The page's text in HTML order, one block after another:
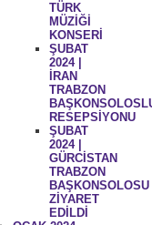
TÜRK
MÜZİĞİ
KONSERİ
ŞUBAT
2024 |
İRAN
TRABZON
RESEPSİYONU
ŞUBAT
2024 |
GÜRCİSTAN
TRABZON
BAŞKONSOLOSU
ZİYARET
EDİLDİ